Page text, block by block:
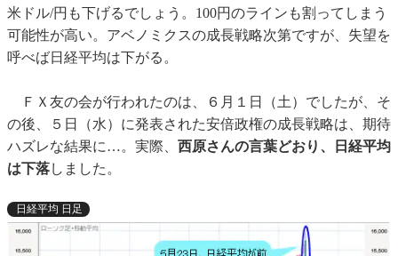
米ドル/円も下げるでしょう。100円のラインも割ってしまう
可能性が高い。アベノミクスの成長戦略次第ですが、失望を
呼べば日経平均は下がる。
ＦＸ友の会が行われたのは、６月１日（土）でしたが、そ
の後、５日（水）に発表された安倍政権の成長戦略は、期待
ハズレな結果に…。実際、 西原さんの言葉どおり、日経平均
は下落しました。
日経平均 日足